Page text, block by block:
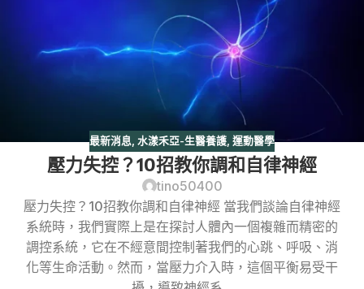
最新消息, 水漾禾亞-生醫養護, 運動醫學
壓力失控？10招教你調和自律神經
tino50400
壓力失控？10招教你調和自律神經 當我們談論自律神經
系統時，我們實際上是在探討人體內一個複雜而精密的
調控系統，它在不經意間控制著我們的心跳、呼吸、消
化等生命活動。然而，當壓力介入時，這個平衡易受干